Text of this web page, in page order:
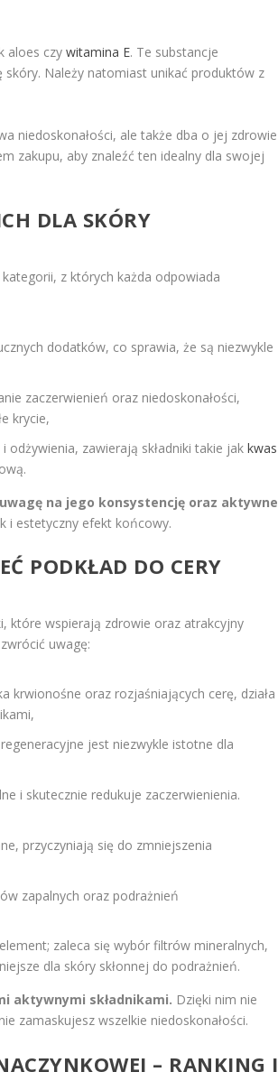
aloes czywitamina E. Te substancje
Należy natomiast unikać produktów z
niedoskonałości, ale także dba o jej zdrowie
zakupu, aby znaleźć ten idealny dla swojej
DLA SKÓRY
z których każda odpowiada
dodatków, co sprawia, że są niezwykle
zaczerwienień oraz niedoskonałości,
krycie,
odżywienia, zawierają składniki takie jakkwas
na jego konsystencję oraz aktywne
i estetyczny efekt końcowy.
PODKŁAD DO CERY
które wspierają zdrowie oraz atrakcyjny
uwagę:
krwionośne oraz rozjaśniających cerę, działa
jest niezwykle istotne dla
i skutecznie redukuje zaczerwienienia.
przyczyniają się do zmniejszenia
zapalnych oraz podrażnień
zaleca się wybór filtrów mineralnych,
dla skóry skłonnej do podrażnień.
aktywnymi składnikami. Dzięki nim nie
zamaskujesz wszelkie niedoskonałości.
– RANKING I